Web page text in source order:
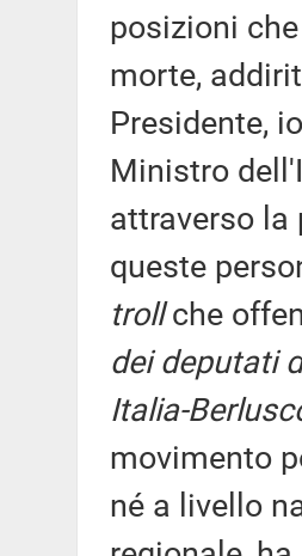
posizioni
morte,
Presidente,
Ministro
attraverso la
queste
trollche
dei deputati
Italia-
movimento
né a livello